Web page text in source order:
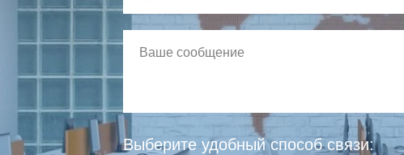
Выберите удобный способ связи: